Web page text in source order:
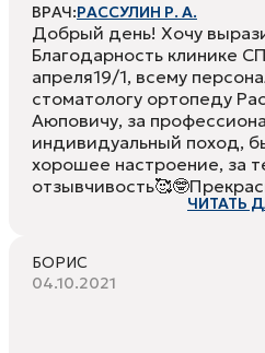
ВРАЧ:РАССУЛИН Р. А.
Добрый день! Хочу
Благодарность клинике
апреля19/1, всему
стоматологу ортопеду
Аюповичу, за
индивидуальный поход,
хорошее настроение, за
ЧИТАТЬ
БОРИС
04.10.2021